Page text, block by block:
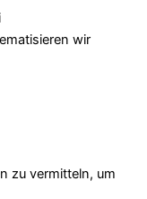
wir
zu vermitteln, um